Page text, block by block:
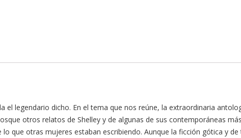
el legendario dicho. En el tema que nos reúne, la extraordinaria
otros relatos de Shelley y de algunas de sus contemporáneas
que otras mujeres estaban escribiendo. Aunque la ficción gótica y